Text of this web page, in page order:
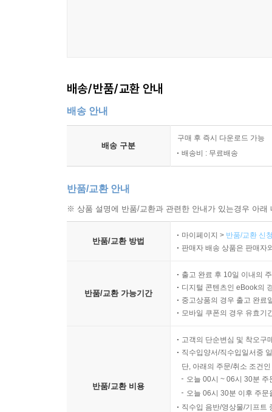
배송/반품/교환 안내
배송 안내
배송 구분
구매 후 즉시 다운로드 가능
배송비 : 무료배송
반품/교환 안내
※ 상품 설명에 반품/교환과 관련한 안내가 있는경우 아
반품/교환 방법
마이페이지 > 반품/교환 신
판매자 배송 상품은 판매자
반품/교환 가능기간
출고 완료 후 10일 이내의
디지털 콘텐츠인 eBook의
중고상품의 경우 출고 완료
모바일 쿠폰의 경우 유효기
반품/교환 비용
고객의 단순변심 및 착오구
직수입양서/직수입일서중
단, 아래의 주문/취소 조건
오늘 00시 ~ 06시 30분
오늘 06시 30분 이후 주
직수입 음반/영상물/기프트